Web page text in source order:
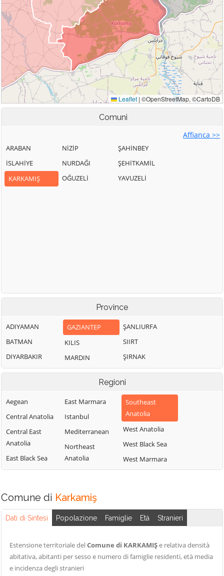
Comuni
Affianca >>
ARABAN
İSLAHİYE
KARKAMIŞ
NİZİP
NURDAĞI
OĞUZELİ
ŞAHİNBEY
ŞEHİTKAMİL
YAVUZELİ
Province
ADIYAMAN
BATMAN
DIYARBAKIR
GAZIANTEP
KILIS
MARDIN
ŞANLIURFA
SIIRT
ŞIRNAK
Regioni
Aegean
Central Anatolia
Central East
Anatolia
East Black Sea
East Marmara
Istanbul
Mediterranean
Northeast
Anatolia
Southeast
Anatolia
West Anatolia
West Black Sea
West Marmara
Comune di Karkamiş
Dati di Sintesi Popolazione Famiglie Età Stranieri
Estensione territoriale delComune di KARKAMIŞe relativa densità
abitativa, abitanti per sesso e numero di famiglie residenti, età media
e incidenza degli stranieri